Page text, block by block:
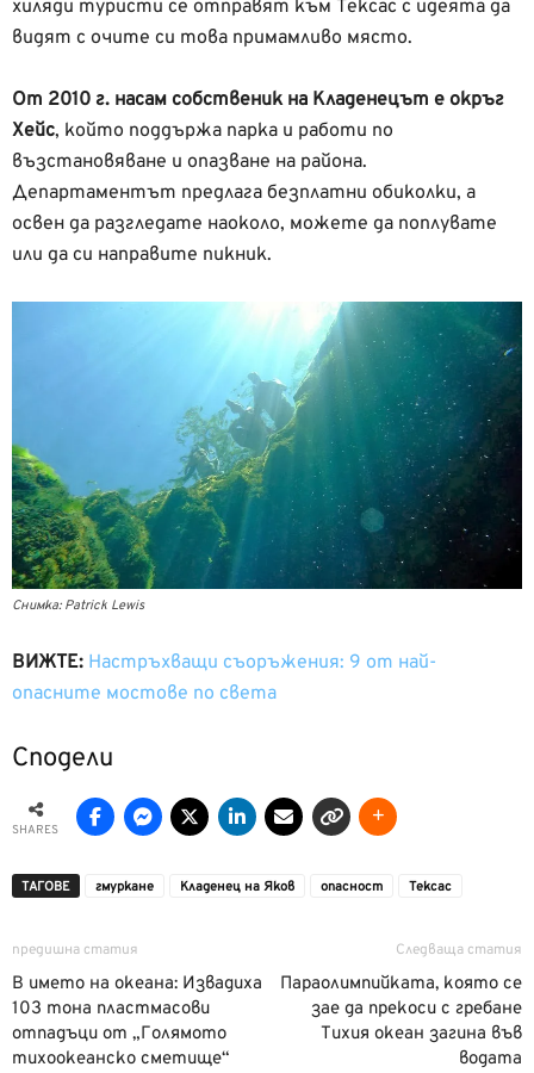
хиляди туристи се отправят към Тексас с идеята да
видят с очите си това примамливо място.
От 2010 г. насам собственик на Кладенецът е окръг
Хейс, който поддържа парка и работи по
възстановяване и опазване на района.
Департаментът предлага безплатни обиколки, а
освен да разгледате наоколо, можете да поплувате
или да си направите пикник.
Снимка: Patrick Lewis
ВИЖТЕ: Настръхващи съоръжения: 9 от най-
опасните мостове по света
Сподели
SHARES
ТАГОВЕ гмуркане Кладенец на Яков опасност Тексас
предишна статия
В името на океана: Извадиха
103 тона пластмасови
отпадъци от „Голямото
тихоокеанско сметище“
Следваща статия
Параолимпийката, която се
зае да прекоси с гребане
Тихия океан загина във
водата